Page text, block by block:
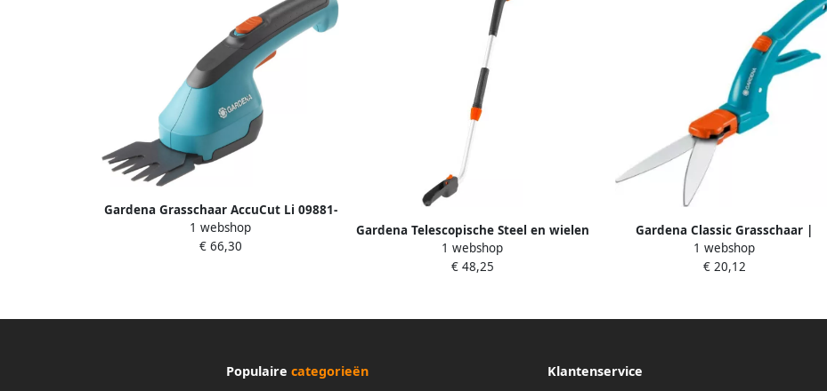
Gardena Grasschaar AccuCut Li 09881-
20
1 webshop
€ 66,30
Gardena Telescopische Steel en wielen
| voor Grasschaar 9859-20
1 webshop
€ 48,25
Gardena Classic Grasschaar |
Draaibaar 8731-20
1 webshop
€ 20,12
Populaire categorieën Klantenservice